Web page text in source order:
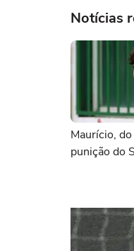
Notícias
Maurício,
punição do